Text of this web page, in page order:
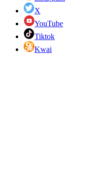
X
YouTube
Tiktok
Kwai